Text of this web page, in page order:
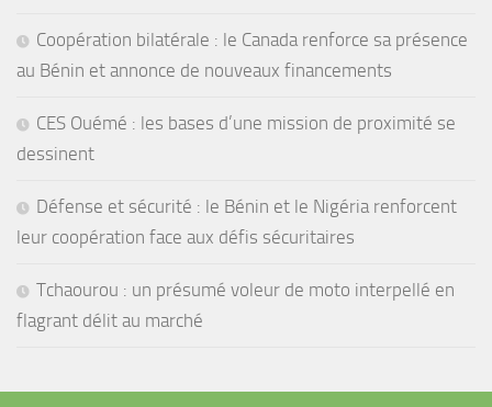
Coopération bilatérale : le Canada renforce sa présence
au Bénin et annonce de nouveaux financements
CES Ouémé : les bases d’une mission de proximité se
dessinent
Défense et sécurité : le Bénin et le Nigéria renforcent
leur coopération face aux défis sécuritaires
Tchaourou : un présumé voleur de moto interpellé en
flagrant délit au marché